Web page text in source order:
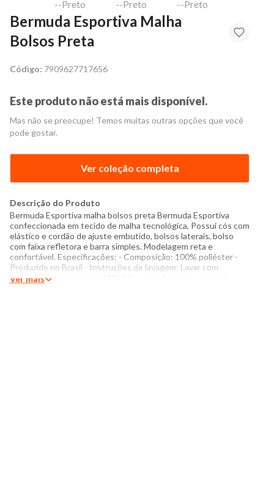
Bermuda Esportiva Malha
Bolsos Preta
Código: 7909627717656
Este produto não está mais disponível.
Mas não se preocupe! Temos muitas outras opções que você
pode gostar.
Ver coleção completa
Descrição do Produto
Bermuda Esportiva malha bolsos preta Bermuda Esportiva
confeccionada em tecido de malha tecnológica, Possui cós com
elástico e cordão de ajuste embutido, bolsos laterais, bolso
com faixa refletora e barra simples. Modelagem reta e
confortável. Especificações: - Composição: 100% poliéster -
Produzido no Brasil - Instruções de lavagem: Lavar com
temperatura máxima de 40°C Não usar alvejante a base de
Ver mais